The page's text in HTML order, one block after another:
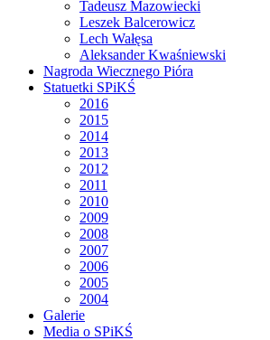
Tadeusz Mazowiecki
Leszek Balcerowicz
Lech Wałęsa
Aleksander Kwaśniewski
Nagroda Wiecznego Pióra
Statuetki SPiKŚ
2016
2015
2014
2013
2012
2011
2010
2009
2008
2007
2006
2005
2004
Galerie
Media o SPiKŚ